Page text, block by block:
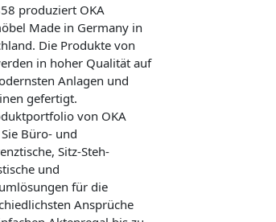
produziert OKA
Made in Germany in
Die Produkte von
in hoher Qualität auf
Anlagen und
gefertigt.
von OKA
Büro- und
Sitz-Steh-
und
für die
Ansprüche